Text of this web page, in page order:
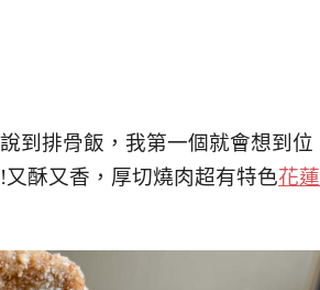
到排骨飯，我第一個就會想到位
酥又香，厚切燒肉超有特色花蓮